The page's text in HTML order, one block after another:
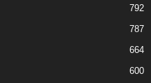
792
787
664
600